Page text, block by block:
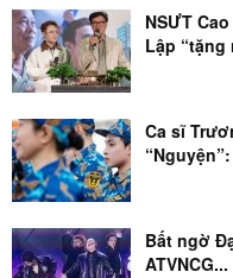
NSƯT
Lập “tặng
Ca sĩ
Bất ngờ
ATVNCG...